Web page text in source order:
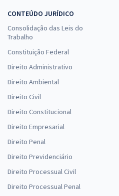
CONTEÚDO JURÍDICO
Consolidação das Leis do
Trabalho
Constituição Federal
Direito Administrativo
Direito Ambiental
Direito Civil
Direito Constitucional
Direito Empresarial
Direito Penal
Direito Previdenciário
Direito Processual Civil
Direito Processual Penal